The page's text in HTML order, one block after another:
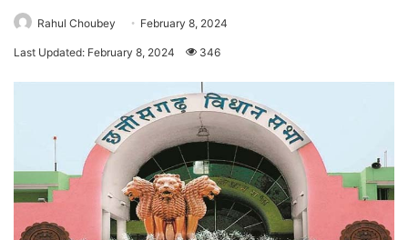
Rahul Choubey February 8, 2024
Last Updated: February 8, 2024 346